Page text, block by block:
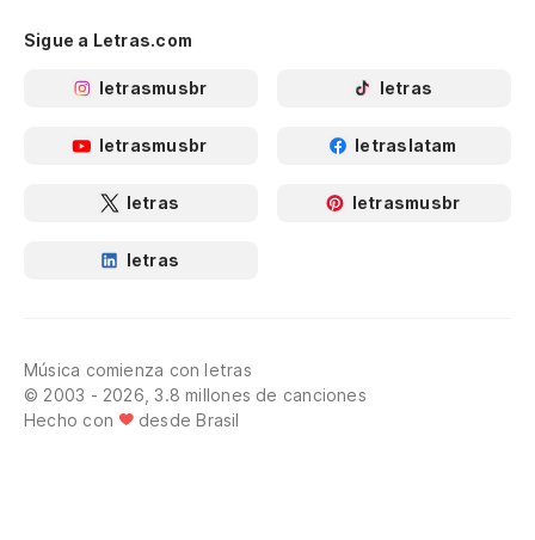
Sigue a Letras.com
letrasmusbr letras
letrasmusbr letraslatam
letras letrasmusbr
letras
Música comienza con letras
© 2003 - 2026, 3.8 millones de canciones
Hecho con
desde Brasil